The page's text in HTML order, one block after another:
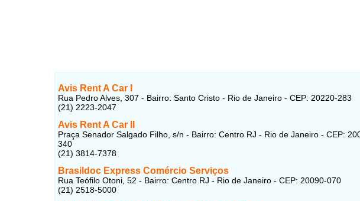
Avis Rent A Car I
Rua Pedro Alves, 307 - Bairro: Santo Cristo - Rio de Janeiro - CEP: 20220-283
(21) 2223-2047
Avis Rent A Car II
Praça Senador Salgado Filho, s/n - Bairro: Centro RJ - Rio de Janeiro - CEP:
340
(21) 3814-7378
Brasildoc Express Comércio Serviços
Rua Teófilo Otoni, 52 - Bairro: Centro RJ - Rio de Janeiro - CEP: 20090-070
(21) 2518-5000